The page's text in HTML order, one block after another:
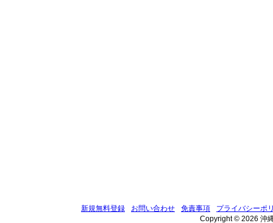
新規無料登録 お問い合わせ 免責事項
プライバシーポ
Copyright © 2026 沖